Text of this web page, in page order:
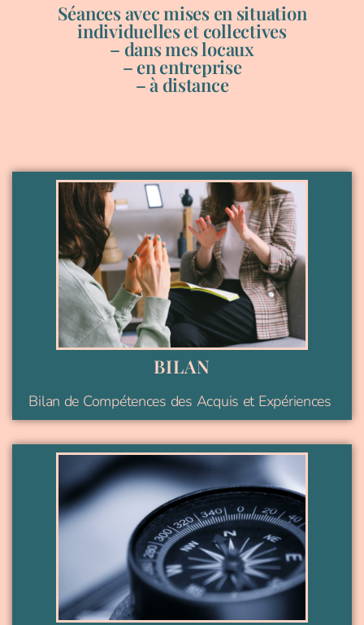
Séances avec mises en situation
individuelles et collectives
– dans mes locaux
– en entreprise
– à distance
BILAN
Bilan de Compétences des Acquis et Expériences ​